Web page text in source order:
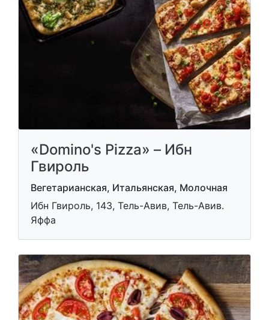
«Domino's Pizza» – Ибн
Гвироль
Вегетарианская, Итальянская, Молочная
Ибн Гвироль, 143, Тель-Авив, Тель-Авив.
Яффа